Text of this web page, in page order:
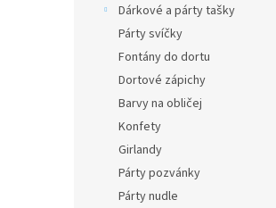
Dárkové a párty tašky
Párty svíčky
Fontány do dortu
Dortové zápichy
Barvy na obličej
Konfety
Girlandy
Párty pozvánky
Párty nudle